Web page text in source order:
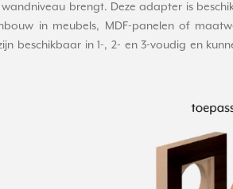
brengt. Deze adapter is
in meubels, MDF-panelen of
in 1-, 2- en 3-voudig en